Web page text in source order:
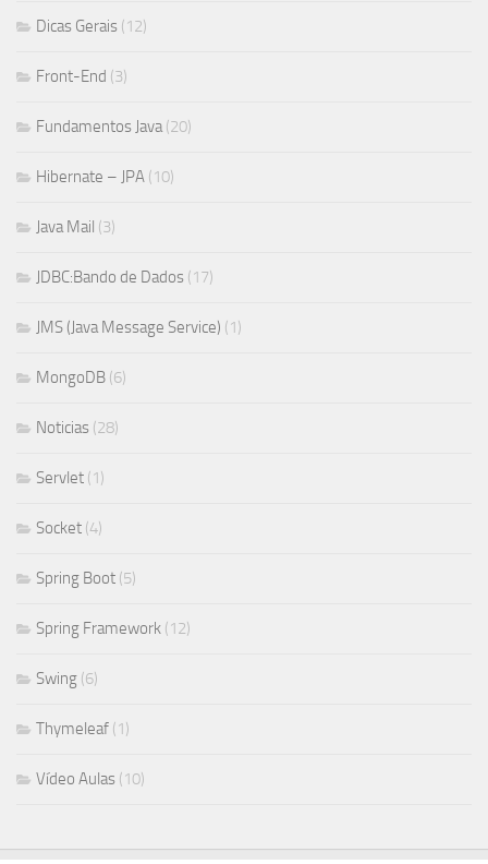
Dicas Gerais (12)
Front-End (3)
Fundamentos Java(20)
Hibernate – JPA (10)
Java Mail (3)
JDBC:Bando de Dados (17)
JMS (Java Message Service) (1)
MongoDB (6)
Noticias (28)
Servlet (1)
Socket (4)
Spring Boot (5)
Spring Framework (12)
Swing (6)
Thymeleaf (1)
Vídeo Aulas (10)